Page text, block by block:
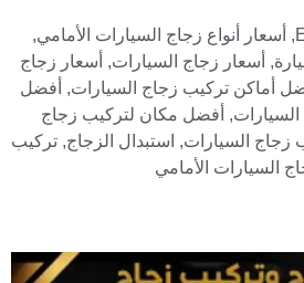
, أسعار أنواع زجاج السيارات الأمامي,
, أسعار زجاج السيارات, أسعار زجاج
أماكن تركيب زجاج السيارات, أفضل
, أفضل مكان لتركيب زجاج
زجاج السيارات, استبدال الزجاج, تركيب
السيارات الأمامي